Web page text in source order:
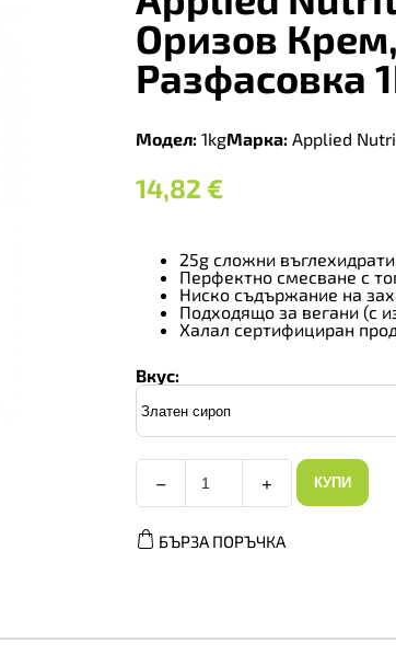
Оризов
Разфасовка
Модел: 1kgМарка: Applied
14,82 €
25g сложни
Перфектно смесване с
Ниско съдържание на
Подходящо за вегани (с
Халал сертифициран
Вкус:
−
Applied
Nutrition
Of
+ КУПИ
БЪРЗА ПОРЪЧКА